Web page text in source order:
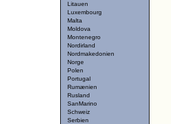
Litauen
Luxembourg
Malta
Moldova
Montenegro
Nordirland
Nordmakedonien
Norge
Polen
Portugal
Rumænien
Rusland
SanMarino
Schweiz
Serbien